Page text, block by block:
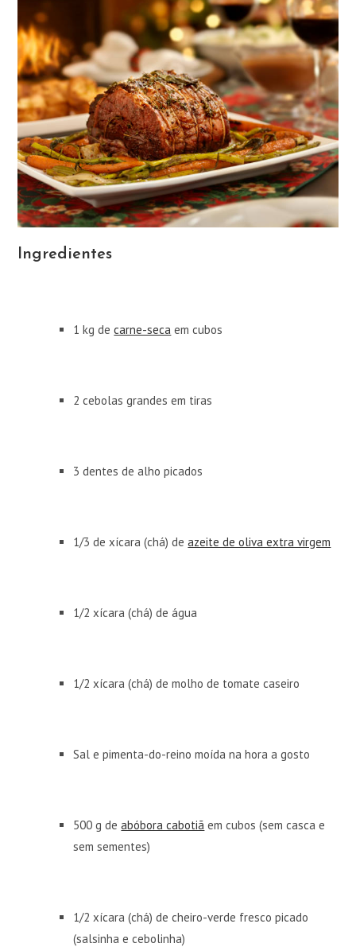
Ingredientes
1 kg decarne-seca em cubos
2 cebolas grandes em tiras
3 dentes de alho picados
1/3 de xícara (chá) deazeite de oliva extra virgem
1/2 xícara (chá) de água
1/2 xícara (chá) de molho de tomate caseiro
Sal e pimenta-do-reino moída na hora a gosto
500 g deabóbora cabotiã em cubos (sem casca e
sem sementes)
1/2 xícara (chá) de cheiro-verde fresco picado
(salsinha e cebolinha)